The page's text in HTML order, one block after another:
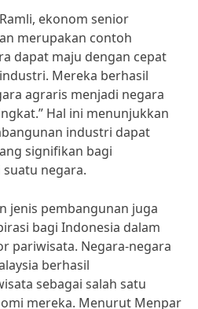
ekonom senior
merupakan contoh
dapat maju dengan cepat
Mereka berhasil
agraris menjadi negara
Hal ini menunjukkan
industri dapat
signifikan bagi
negara.
jenis pembangunan juga
bagi Indonesia dalam
pariwisata. Negara-negara
berhasil
sebagai salah satu
mereka. Menurut Menpar